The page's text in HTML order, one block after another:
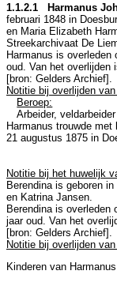
1.1.2.1 Harmanus
februari 1848 in
en Maria Elizabeth
Streekarchivaat De
Harmanus is overleden
oud. Van het overlijden
[bron: Gelders Archief].
Notitie bij overlijden
Beroep:
Arbeider, veldarbeider
Harmanus trouwde met
21 augustus 1875 in
Notitie bij het huwelijk
Berendina is geboren in
en Katrina Jansen.
Berendina is overleden
jaar oud. Van het
[bron: Gelders Archief].
Notitie bij overlijden
Kinderen van